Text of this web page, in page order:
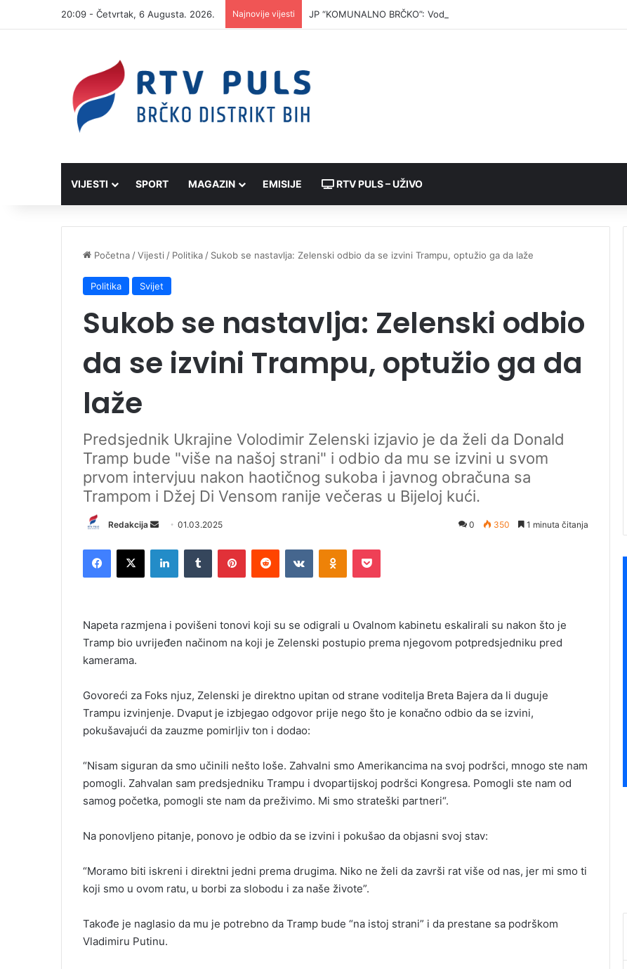
20:09 - Četvrtak, 6 Augusta. 2026. Najnovije vijesti JP “KOMUNALNO BRČKO”: Voda iz rezervoara Gajevi trenutno nije za piće
VIJESTI SPORT MAGAZIN EMISIJE RTV PULS – UŽIVO
Početna /Vijesti / Politika / Sukob se nastavlja: Zelenski odbio da se izvini Trampu, optužio ga da laže
Politika Svijet
Sukob se nastavlja: Zelenski odbio
da se izvini Trampu, optužio ga da
laže
Predsjednik Ukrajine Volodimir Zelenski izjavio je da želi da Donald
Tramp bude "više na našoj strani" i odbio da mu se izvini u svom
prvom intervjuu nakon haotičnog sukoba i javnog obračuna sa
Trampom i Džej Di Vensom ranije večeras u Bijeloj kući.
Redakcija
n
d
e
m
l
01.03.2025 0 350 1 minuta čitanja
Napeta razmjena i povišeni tonovi koji su se odigrali u Ovalnom kabinetu eskalirali su nakon što je
Tramp bio uvrijeđen načinom na koji je Zelenski postupio prema njegovom potpredsjedniku pred
kamerama.
Govoreći za Foks njuz, Zelenski je direktno upitan od strane voditelja Breta Bajera da li duguje
Trampu izvinjenje. Dvaput je izbjegao odgovor prije nego što je konačno odbio da se izvini,
pokušavajući da zauzme pomirljiv ton i dodao:
“Nisam siguran da smo učinili nešto loše. Zahvalni smo Amerikancima na svoj podršci, mnogo ste nam
pomogli. Zahvalan sam predsjedniku Trampu i dvopartijskoj podršci Kongresa. Pomogli ste nam od
samog početka, pomogli ste nam da preživimo. Mi smo strateški partneri“.
Na ponovljeno pitanje, ponovo je odbio da se izvini i pokušao da objasni svoj stav:
“Moramo biti iskreni i direktni jedni prema drugima. Niko ne želi da završi rat više od nas, jer mi smo ti
koji smo u ovom ratu, u borbi za slobodu i za naše živote”.
Takođe je naglasio da mu je potrebno da Tramp bude “na istoj strani” i da prestane sa podrškom
Vladimiru Putinu.